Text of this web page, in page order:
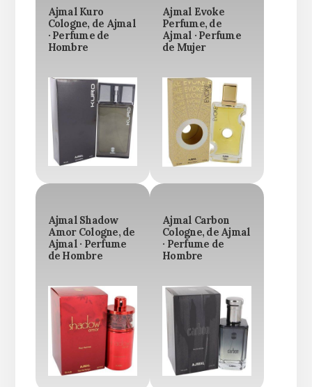
Ajmal Kuro
Cologne, de Ajmal
· Perfume de
Hombre
Ajmal Evoke
Perfume, de
Ajmal · Perfume
de Mujer
Ajmal Shadow
Amor Cologne, de
Ajmal · Perfume
de Hombre
Ajmal Carbon
Cologne, de Ajmal
· Perfume de
Hombre